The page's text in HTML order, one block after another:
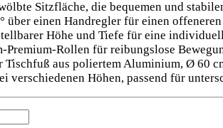
Sitzfläche, die bequemen und
über einen Handregler für einen
Höhe und Tiefe für eine individuell
Premium-Rollen für reibungslose
Tischfuß aus poliertem Aluminium, Ø 60
verschiedenen Höhen, passend für